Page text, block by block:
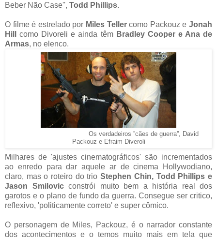
Beber Não Case'', Todd Phillips.
O filme é estrelado por Miles Tellercomo Packouz eJonah
Hill
como Divoreli e ainda têm Bradley Cooper e Ana de
Armas, no elenco.
Os verdadeiros ''cães de guerra'', David
Packouz e Efraim Diveroli
Milhares de 'ajustes cinematográficos' são incrementados
ao enredo para dar aquele ar de cinema Hollywodiano,
claro, mas o roteiro do trioStephen Chin, Todd Phillips e
Jason Smilovicconstrói muito bem a história real dos
garotos e o plano de fundo da guerra. Consegue ser critico,
reflexivo, 'politicamente correto' e super cômico.
O personagem de Miles, Packouz, é o narrador constante
dos acontecimentos e o temos muito mais em tela que